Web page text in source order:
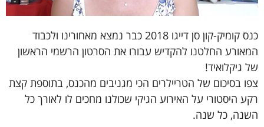
כנס קומיק-קון סן דייגו 2018 כבר נמצא מאחורינו ולכבוד
המאורע החלטנו להקדיש עבורו את הסרטון הרשמי הראשון
של גיקלואיד!
צפו בסיכום של הטריילרים הכי מגניבים מהכנס, בתוספת קצת
רקע היסטורי על האירוע הגיקי שכולנו מחכים לו לאורך כל
השנה, כל שנה.